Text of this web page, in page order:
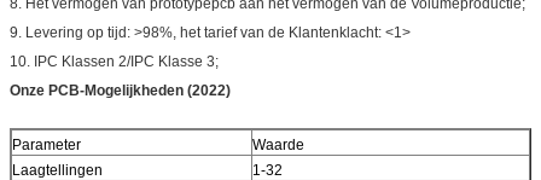
8. Het vermogen van prototypepcb aan het vermogen van de Volumeproductie;
9. Levering op tijd: >98%, het tarief van de Klantenklacht: <1>
10. IPC Klassen 2/IPC Klasse 3;
Onze PCB-Mogelijkheden (2022)
Parameter
Waarde
Laagtellingen
1-32